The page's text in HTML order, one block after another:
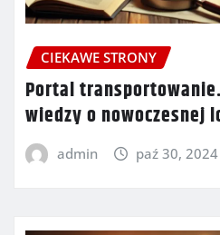
CIEKAWE STRONY
Portal
wiedzy o nowoczesnej
admin paź 30, 2024